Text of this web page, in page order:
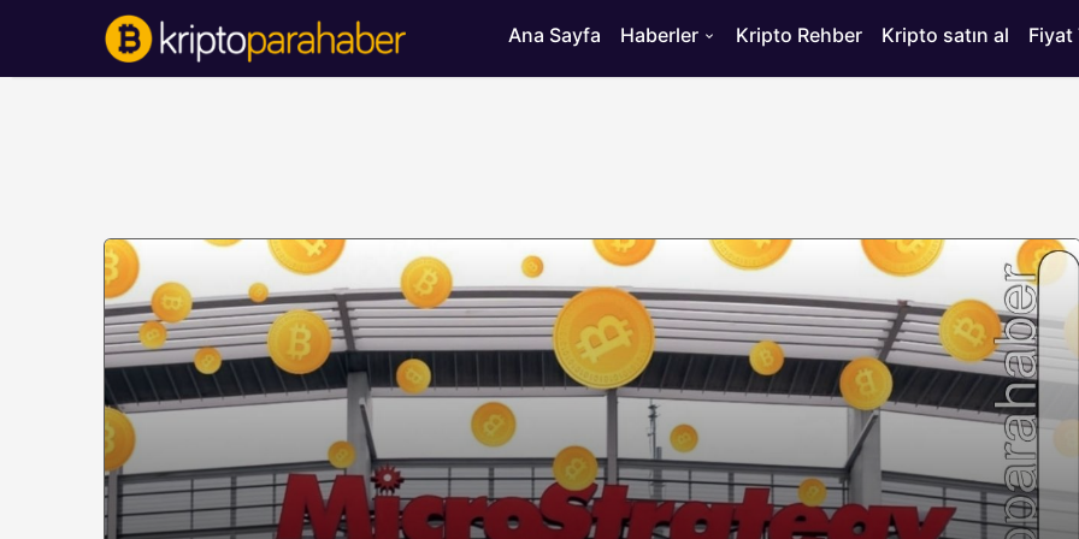
Ana Sayfa Haberler Kripto Rehber Kripto satın al Fiyat
BITCOIN HABERLERI HABERLER